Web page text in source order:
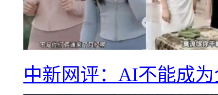
中新网评：AI不能成